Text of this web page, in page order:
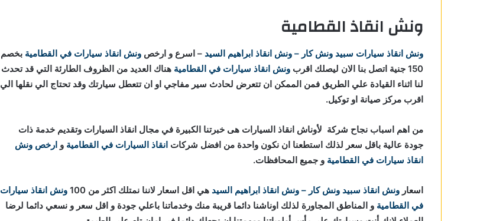
ونش انقاذ القطامية
ونش انقاذ سيارات سبيد ونش كار – ونش انقاذ ابراهيم السيد – اسرع و ارخص ونش انقاذ سيارات في القطامية بخصم
150 جنية اتصل بنا الان ليصلك اقرب
ونش انقاذ سيارات في القطامية هناك العديد من الظروف الطارئة التي قد تحدث
لنا اثناء القيادة علي الطريق فمن الممكن ان تتعرض لحادث سير مفاجي او ان تتعطل سيارتك وقد تحتاج الي نقلها الي
اقرب مركز صيانة او توكيل.
من اهم اسباب نجاح شركة لأوناش انقاذ السيارات هى خبرتنا الكبيرة في مجال انقاذ السيارات وتقديم خدمة ذات
جودة عالية باقل سعر لذلك استطعنا ان نكون واحدة من افضل شركات انقاذ السيارات في القطامية و ارخص ونش
انقاذ سيارات في القطامية و جميع المحافظات.
اسعار ونش انقاذ سبيد ونش كار – ونش انقاذ ابراهيم السيد هي اقل اسعار لاننا نمتلك اكثر من 100
ونش انقاذ سيارات
في القطامية و المناطق المجاورة لذلك اوناشنا دائما قريبة منك وخدماتنا باعلي جودة و اقل سعر و نسعي دائما لرضا